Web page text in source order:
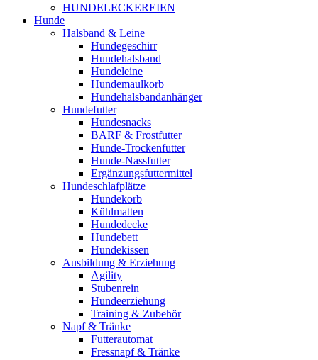
HUNDELECKEREIEN
Hunde
Halsband & Leine
Hundegeschirr
Hundehalsband
Hundeleine
Hundemaulkorb
Hundehalsbandanhänger
Hundefutter
Hundesnacks
BARF & Frostfutter
Hunde-Trockenfutter
Hunde-Nassfutter
Ergänzungsfuttermittel
Hundeschlafplätze
Hundekorb
Kühlmatten
Hundedecke
Hundebett
Hundekissen
Ausbildung & Erziehung
Agility
Stubenrein
Hundeerziehung
Training & Zubehör
Napf & Tränke
Futterautomat
Fressnapf & Tränke